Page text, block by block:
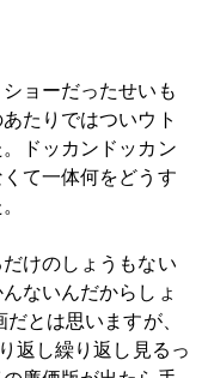
ョーだったせいも
たりではついウト
ドッカンドッカン
て一体何をどうす
けのしょうもない
ないんだからしょ
とは思いますが、
返し繰り返し見るっ